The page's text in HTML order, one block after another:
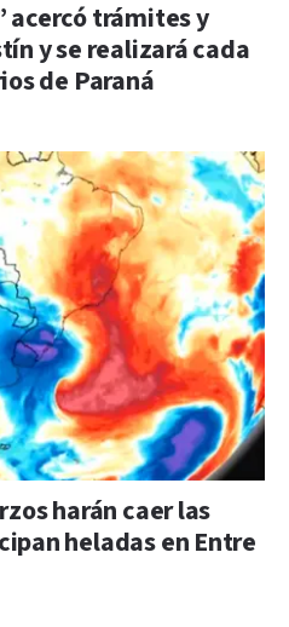
acercó trámites y
y se realizará cada
de Paraná
harán caer las
heladas en Entre